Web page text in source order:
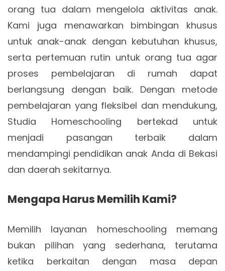
orang tua dalam mengelola aktivitas anak.
Kami juga menawarkan bimbingan khusus
untuk anak-anak dengan kebutuhan khusus,
serta pertemuan rutin untuk orang tua agar
proses pembelajaran di rumah dapat
berlangsung dengan baik. Dengan metode
pembelajaran yang fleksibel dan mendukung,
Studia Homeschooling bertekad untuk
menjadi pasangan terbaik dalam
mendampingi pendidikan anak Anda di Bekasi
dan daerah sekitarnya.
Mengapa Harus Memilih Kami?
Memilih layanan homeschooling memang
bukan pilihan yang sederhana, terutama
ketika berkaitan dengan masa depan